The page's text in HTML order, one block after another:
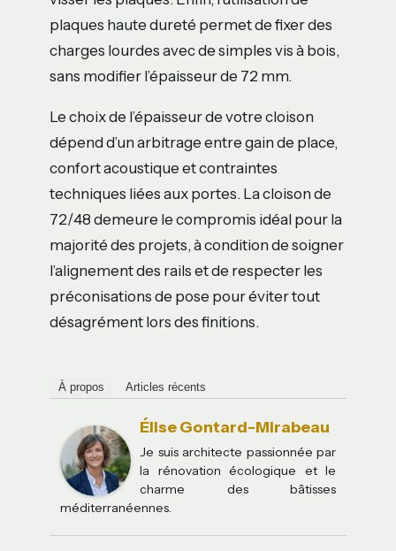
plaques haute dureté permet de fixer des
charges lourdes avec de simples vis à bois,
sans modifier l’épaisseur de 72 mm.
Le choix de l’épaisseur de votre cloison
dépend d’un arbitrage entre gain de place,
confort acoustique et contraintes
techniques liées aux portes. La cloison de
72/48 demeure le compromis idéal pour la
majorité des projets, à condition de soigner
l’alignement des rails et de respecter les
préconisations de pose pour éviter tout
désagrément lors des finitions.
À propos Articles récents
Élise Gontard-Mirabeau
Je suis architecte passionnée par
la rénovation écologique et le
charme des bâtisses
méditerranéennes.